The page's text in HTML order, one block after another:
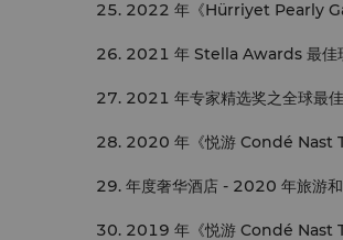
2022 年《Hürriyet Pearly
2021 年 Stella Awards 最佳
2021 年专家精选奖之全球最
2020 年《悦游 Condé Nast
年度奢华酒店 - 2020 年旅游
2019 年《悦游 Condé Nast